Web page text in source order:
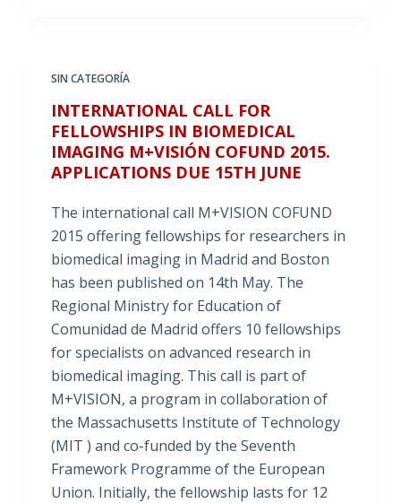
SIN CATEGORÍA
INTERNATIONAL CALL FOR
FELLOWSHIPS IN BIOMEDICAL
IMAGING M+VISIÓN COFUND 2015.
APPLICATIONS DUE 15TH JUNE
The international call M+VISION COFUND
2015 offering fellowships for researchers in
biomedical imaging in Madrid and Boston
has been published on 14th May. The
Regional Ministry for Education of
Comunidad de Madrid offers 10 fellowships
for specialists on advanced research in
biomedical imaging. This call is part of
M+VISION, a program in collaboration of
the Massachusetts Institute of Technology
(MIT ) and co-funded by the Seventh
Framework Programme of the European
Union. Initially, the fellowship lasts for 12